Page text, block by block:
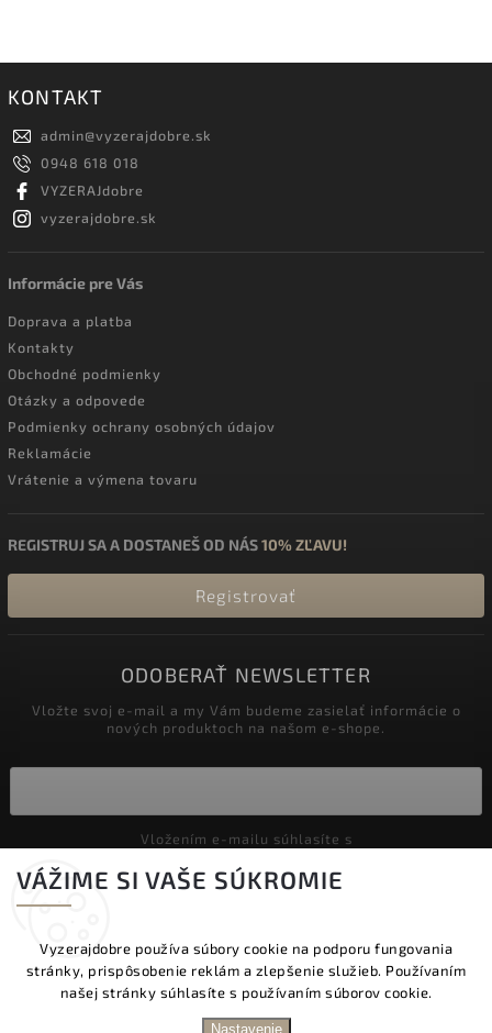
VÁŽIME SI VAŠE SÚKROMIE
Vyzerajdobre používa súbory cookie na podporu fungovania
stránky, prispôsobenie reklám a zlepšenie služieb. Používaním
našej stránky súhlasíte s používaním súborov cookie.
Nastavenie
DOPRAVA ZADARMO NAD 60 € | DODANIE V
KONTAKT
admin@vyzerajdobre.sk
0948 618 018
VYZERAJdobre
vyzerajdobre.sk
Informácie pre Vás
Doprava a platba
Kontakty
Obchodné podmienky
Otázky a odpovede
Podmienky ochrany osobných údajov
Reklamácie
Vrátenie a výmena tovaru
REGISTRUJ SA A DOSTANEŠ OD NÁS10% ZĽAVU!
Registrovať
ODOBERAŤ NEWSLETTER
Vložte svoj e-mail a my Vám budeme zasielať informácie o
nových produktoch na našom e-shope.
Copyright 2026Vyzeraj dobre. Všetky práva vyhradené.
Upraviť nastavenie cookies